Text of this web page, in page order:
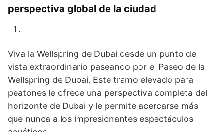
perspectiva global de la ciudad
Viva la Wellspring de Dubai desde un punto de
vista extraordinario paseando por el Paseo de la
Wellspring de Dubai. Este tramo elevado para
peatones le ofrece una perspectiva completa del
horizonte de Dubai y le permite acercarse más
que nunca a los impresionantes espectáculos